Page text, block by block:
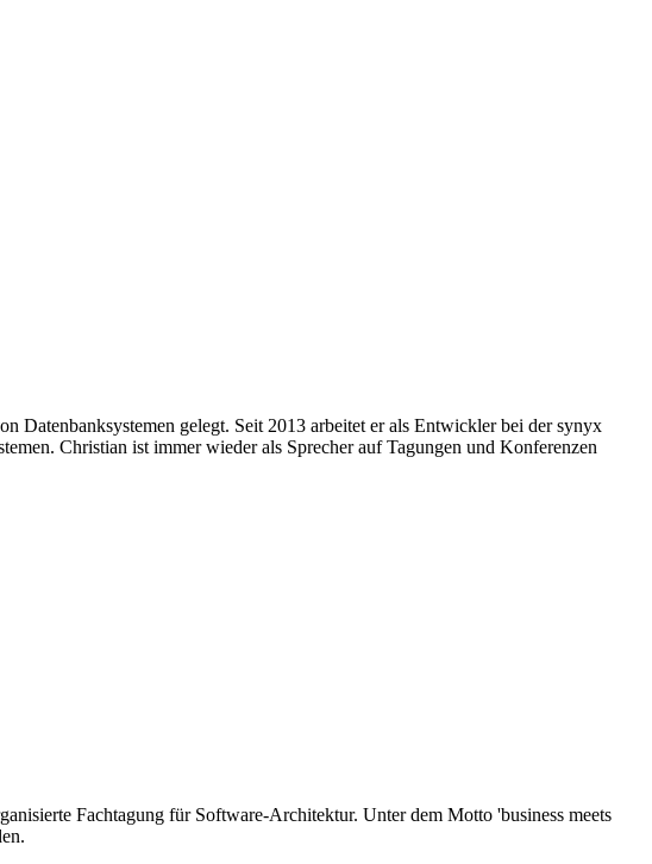
Datenbanksystemen gelegt. Seit 2013 arbeitet er als Entwickler bei der synyx
Christian ist immer wieder als Sprecher auf Tagungen und Konferenzen
Fachtagung für Software-Architektur. Unter dem Motto 'business meets